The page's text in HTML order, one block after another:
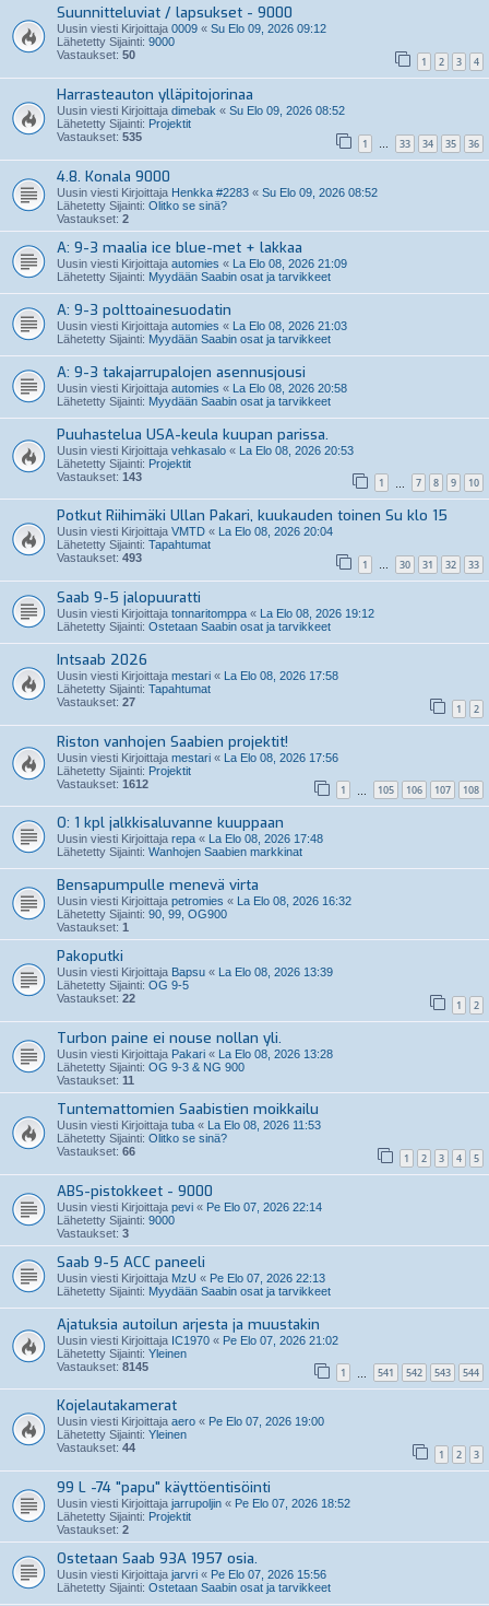
Suunnitteluviat / lapsukset - 9000
Uusin viesti Kirjoittaja 0009 « Su Elo 09, 2026 09:12
Lähetetty Sijainti: 9000
Vastaukset: 50 1 2 3 4
Harrasteauton ylläpitojorinaa
Uusin viesti Kirjoittaja dimebak « Su Elo 09, 2026 08:52
Lähetetty Sijainti: Projektit
Vastaukset: 535 1 … 33 34 35 36
4.8. Konala 9000
Uusin viesti Kirjoittaja Henkka #2283 « Su Elo 09, 2026 08:52
Lähetetty Sijainti: Olitko se sinä?
Vastaukset: 2
A: 9-3 maalia ice blue-met + lakkaa
Uusin viesti Kirjoittaja automies « La Elo 08, 2026 21:09
Lähetetty Sijainti: Myydään Saabin osat ja tarvikkeet
A: 9-3 polttoainesuodatin
Uusin viesti Kirjoittaja automies « La Elo 08, 2026 21:03
Lähetetty Sijainti: Myydään Saabin osat ja tarvikkeet
A: 9-3 takajarrupalojen asennusjousi
Uusin viesti Kirjoittaja automies « La Elo 08, 2026 20:58
Lähetetty Sijainti: Myydään Saabin osat ja tarvikkeet
Puuhastelua USA-keula kuupan parissa.
Uusin viesti Kirjoittaja vehkasalo « La Elo 08, 2026 20:53
Lähetetty Sijainti: Projektit
Vastaukset: 143 1 7 8 9 10
Potkut Riihimäki Ullan Pakari, kuukauden toinen Su klo 15
Uusin viesti Kirjoittaja VMTD «
La Elo 08, 2026 20:04
Lähetetty Sijainti: Tapahtumat
Vastaukset: 493 1 … 30 31 32 33
Saab 9-5 jalopuuratti
Uusin viesti Kirjoittaja tonnaritomppa « La Elo 08, 2026 19:12
Lähetetty Sijainti: Ostetaan Saabin osat ja tarvikkeet
Intsaab 2026
Uusin viesti Kirjoittaja mestari « La Elo 08, 2026 17:58
Lähetetty Sijainti: Tapahtumat
Vastaukset: 27 1 2
Riston vanhojen Saabien projektit!
Uusin viesti Kirjoittaja mestari « La Elo 08, 2026 17:56
Lähetetty Sijainti: Projektit
Vastaukset: 1612 1 105 106 107 108
O: 1 kpl jalkkisaluvanne kuuppaan
Uusin viesti Kirjoittaja repa «
La Elo 08, 2026 17:48
Lähetetty Sijainti: Wanhojen Saabien markkinat
Bensapumpulle menevä virta
Uusin viesti Kirjoittaja petromies «
La Elo 08, 2026 16:32
Lähetetty Sijainti: 90, 99, OG900
Vastaukset: 1
Pakoputki
Uusin viesti Kirjoittaja Bapsu «
La Elo 08, 2026 13:39
Lähetetty Sijainti: OG 9-5
Vastaukset: 22 1 2
Turbon paine ei nouse nollan yli.
Uusin viesti Kirjoittaja Pakari « La Elo 08, 2026 13:28
Lähetetty Sijainti: OG 9-3 & NG 900
Vastaukset: 11
Tuntemattomien Saabistien moikkailu
Uusin viesti Kirjoittaja tuba « La Elo 08, 2026 11:53
Lähetetty Sijainti: Olitko se sinä?
Vastaukset: 66 1 2 3 4 5
ABS-pistokkeet - 9000
Uusin viesti Kirjoittaja pevi « Pe Elo 07, 2026 22:14
Lähetetty Sijainti: 9000
Vastaukset: 3
Saab 9-5 ACC paneeli
Uusin viesti Kirjoittaja MzU « Pe Elo 07, 2026 22:13
Lähetetty Sijainti: Myydään Saabin osat ja tarvikkeet
Ajatuksia autoilun arjesta ja muustakin
Uusin viesti Kirjoittaja IC1970 « Pe Elo 07, 2026 21:02
Lähetetty Sijainti: Yleinen
Vastaukset: 8145 1 541 542 543 544
Kojelautakamerat
Uusin viesti Kirjoittaja aero « Pe Elo 07, 2026 19:00
Lähetetty Sijainti: Yleinen
Vastaukset: 44 1 2 3
99 L -74 "papu" käyttöentisöinti
Uusin viesti Kirjoittaja jarrupoljin « Pe Elo 07, 2026 18:52
Lähetetty Sijainti: Projektit
Vastaukset: 2
Ostetaan Saab 93A 1957 osia.
Uusin viesti Kirjoittaja jarvri « Pe Elo 07, 2026 15:56
Lähetetty Sijainti: Ostetaan Saabin osat ja tarvikkeet